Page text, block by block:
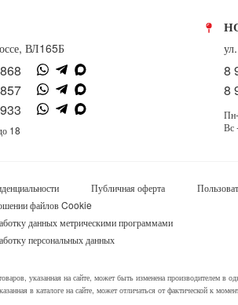
ВЛ165Б
18
8
8
Вс
Публичная оферта
файлов Cookie
данных метрическими программами
персональных данных
указанная на сайте, может быть изменена производителем в
в каталоге на сайте, может отличаться от фактической к